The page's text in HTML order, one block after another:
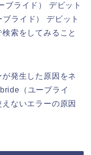
ライド） デビット
ライド） デビット
索をしてみること
発生した原因をネ
（ユーブライ
ないエラーの原因